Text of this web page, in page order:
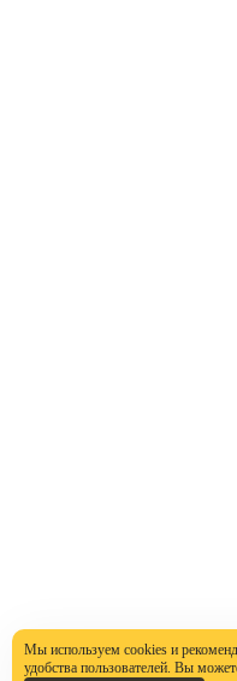
Мы используем cookies и
удобства пользователей. Вы